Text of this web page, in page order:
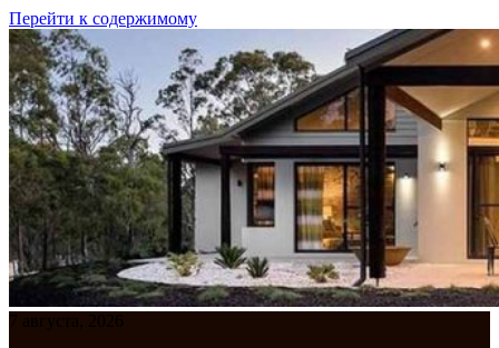
Перейти к содержимому
7 августа, 2026